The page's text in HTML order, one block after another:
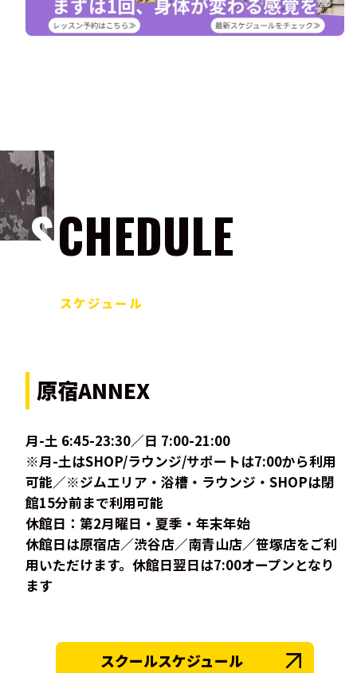
SCHEDULE
スケジュール
原宿ANNEX
月-土 6:45-23:30／日 7:00-21:00
※月-土はSHOP/ラウンジ/サポートは7:00から利用
可能／※ジムエリア・浴槽・ラウンジ・SHOPは閉
館15分前まで利用可能
休館日：第2月曜日・夏季・年末年始
休館日は原宿店／渋谷店／南青山店／笹塚店をご利
用いただけます。休館日翌日は7:00オープンとなり
ます
スクールスケジュール